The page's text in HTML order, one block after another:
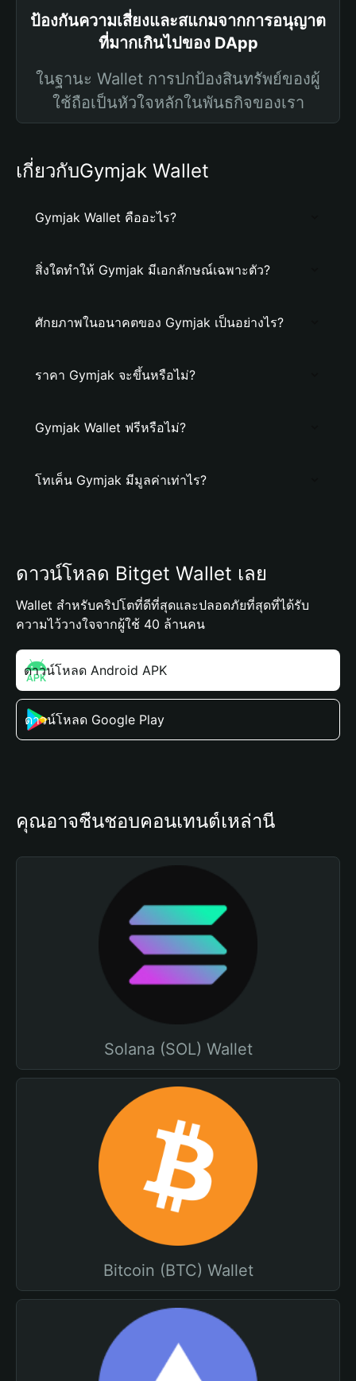
ป้องกันความเสี่ยงและสแกมจากการอนุญาต
ที่มากเกินไปของ DApp
ในฐานะ Wallet การปกป้องสินทรัพย์ของผู้
ใช้ถือเป็นหัวใจหลักในพันธกิจของเรา
เกี่ยวกับGymjak Wallet
Gymjak Wallet คืออะไร?
สิ่งใดทำให้ Gymjak มีเอกลักษณ์เฉพาะตัว?
ศักยภาพในอนาคตของ Gymjak เป็นอย่างไร?
ราคา Gymjak จะขึ้นหรือไม่?
Gymjak Wallet ฟรีหรือไม่?
โทเค็น Gymjak มีมูลค่าเท่าไร?
ดาวน์โหลด Bitget Wallet เลย
Wallet สำหรับคริปโตที่ดีที่สุดและปลอดภัยที่สุดที่ได้รับ
ความไว้วางใจจากผู้ใช้ 40 ล้านคน
ดาวน์โหลด Android APK
ดาวน์โหลด Google Play
คุณอาจชื่นชอบคอนเทนต์เหล่านี้
Solana (SOL) Wallet
Bitcoin (BTC) Wallet